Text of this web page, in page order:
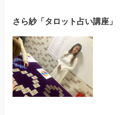
さら紗「タロット占い講座」